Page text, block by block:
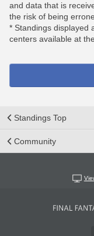
and data that is
the risk of being
* Standings displayed
centers available at
Standings Top
Community